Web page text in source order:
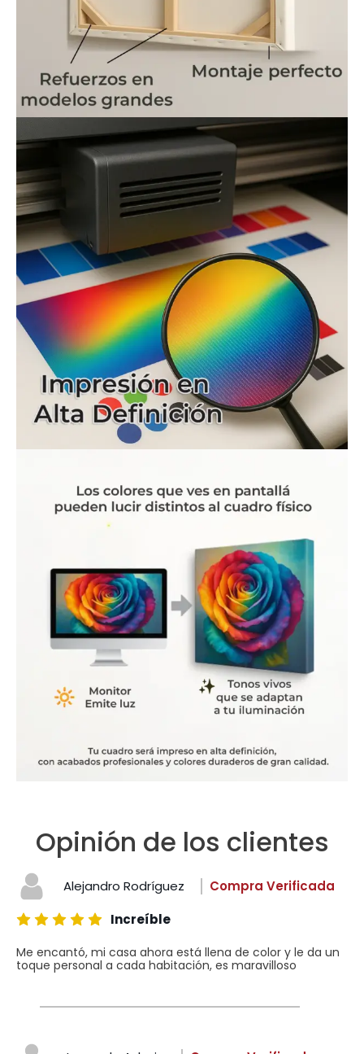
Opinión de los clientes
Alejandro Rodríguez
Compra Verificada
Increíble
Me encantó, mi casa ahora está llena de color y le da un
toque personal a cada habitación, es maravilloso